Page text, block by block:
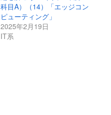
科目A）（14）「エッジコン
ピューティング」
2025年2月19日
IT系